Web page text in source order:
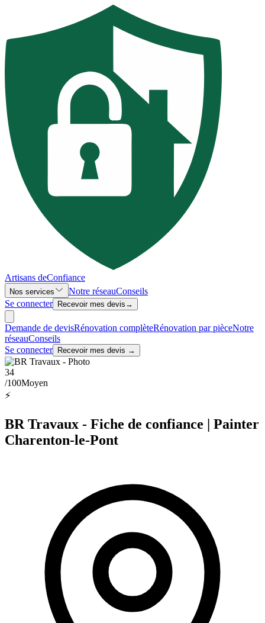
Artisans deConfiance
Nos services Notre réseauConseils
Se connecter
Recevoir mes devis →
Demande de devisRénovation complèteRénovation par pièceNotre
réseauConseils
Se connecter
Recevoir mes devis →
34
/100Moyen
⚡
BR Travaux - Fiche de confiance | Painter
Charenton-le-Pont